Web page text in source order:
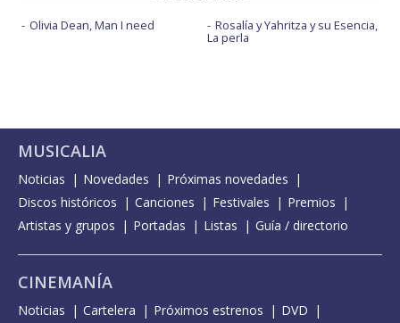
Olivia Dean, Man I need Rosalía y Yahritza y su Esencia,
La perla
MUSICALIA
Noticias Novedades
Próximas novedades
Discos históricos
Canciones Festivales
Premios
Artistas y grupos
Portadas Listas Guía / directorio
CINEMANÍA
Noticias Cartelera Próximos estrenos
DVD